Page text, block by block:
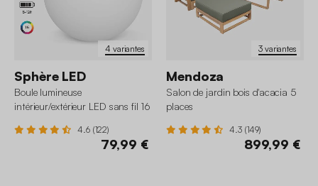
4 variantes
Sphère LED
Boule lumineuse
intérieur/extérieur LED sans fil 16
4.6 (122)
79,99 €
3 variantes
Mendoza
Salon de jardin bois d'acacia 5
places
4.3 (149)
899,99 €